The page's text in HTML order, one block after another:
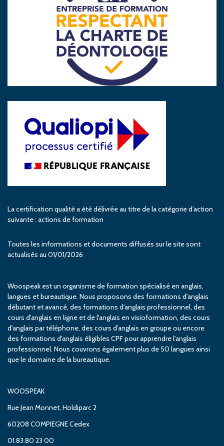
La certification qualité a été délivrée au titre de la catégorie d’action
suivante : actions de formation
Toutes les informations et documents diffusés sur le site sont
actualisés au 01/01/2026
Woospeak est un organisme de formation spécialisé en anglais,
langues et bureautique. Nous proposons des formations d'anglais
débutant et avancé, des formations d'anglais professionnel, des
cours d'anglais en ligne et de l'anglais en visioformation, des cours
d'anglais par téléphone, des cours d'anglais en groupe ou encore
des formations d'anglais éligibles CPF pour apprendre l'anglais
professionnel. Nous couvrons également plus de 50 langues ainsi
que le domaine de la bureautique.
WOOSPEAK
Rue Jean Monnet, Holdiparc 2
60208 COMPIEGNE Cedex
01.83.80 23 00